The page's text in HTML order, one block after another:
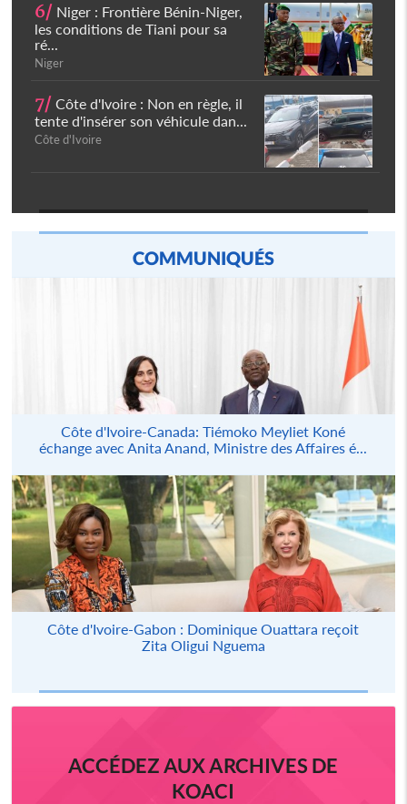
6/ Niger : Frontière Bénin-Niger,
les conditions de Tiani pour sa
ré...
Niger
7/ Côte d'Ivoire : Non en règle, il
tente d'insérer son véhicule dan...
Côte d'Ivoire
COMMUNIQUÉS
Côte d'Ivoire-Canada: Tiémoko Meyliet Koné
échange avec Anita Anand, Ministre des Affaires é...
Côte d'Ivoire-Gabon : Dominique Ouattara reçoit
Zita Oligui Nguema
ACCÉDEZ AUX ARCHIVES DE
KOACI